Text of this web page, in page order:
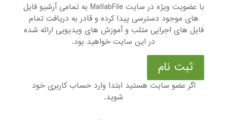
با عضویت ویژه در سایت MatlabFile به تمامی آرشیو فایل
های موجود دسترسی پیدا کرده و قادر به دریافت تمام
فایل های اجرایی متلب و آموزش های ویدیویی ارائه شده
در این سایت خواهید بود.
ثبت نام
اگر عضو سایت هستید ابتدا وارد حساب کاربری خود
شوید.